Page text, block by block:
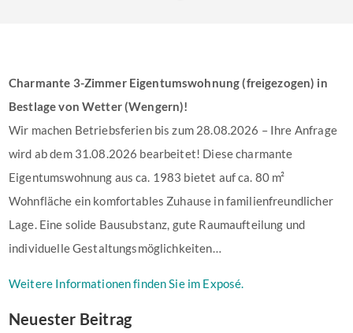
Charmante 3-Zimmer Eigentumswohnung (freigezogen) in
Bestlage von Wetter (Wengern)!
Wir machen Betriebsferien bis zum 28.08.2026 – Ihre Anfrage
wird ab dem 31.08.2026 bearbeitet! Diese charmante
Eigentumswohnung aus ca. 1983 bietet auf ca. 80 m²
Wohnfläche ein komfortables Zuhause in familienfreundlicher
Lage. Eine solide Bausubstanz, gute Raumaufteilung und
individuelle Gestaltungsmöglichkeiten…
Weitere Informationen finden Sie im Exposé.
Neuester Beitrag